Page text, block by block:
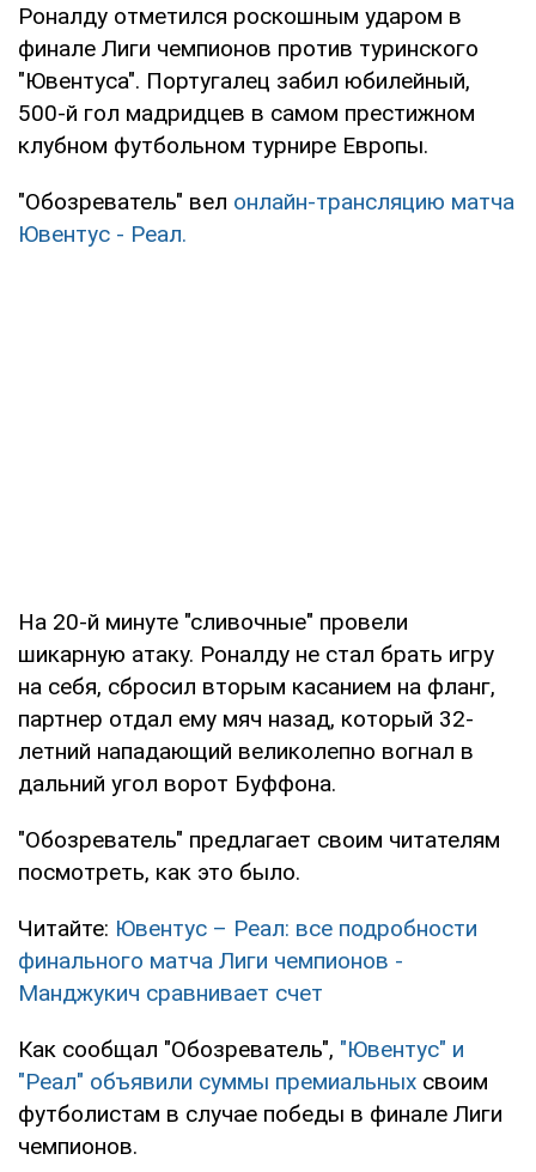
Роналду отметился роскошным ударом в
финале Лиги чемпионов против туринского
"Ювентуса". Португалец забил юбилейный,
500-й гол мадридцев в самом престижном
клубном футбольном турнире Европы.
"Обозреватель" вел онлайн-трансляцию матча
Ювентус - Реал.
На 20-й минуте "сливочные" провели
шикарную атаку. Роналду не стал брать игру
на себя, сбросил вторым касанием на фланг,
партнер отдал ему мяч назад, который 32-
летний нападающий великолепно вогнал в
дальний угол ворот Буффона.
"Обозреватель" предлагает своим читателям
посмотреть, как это было.
Читайте: Ювентус – Реал: все подробности
финального матча Лиги чемпионов -
Манджукич сравнивает счет
Как сообщал "Обозреватель", "Ювентус" и
"Реал" объявили суммы премиальных своим
футболистам в случае победы в финале Лиги
чемпионов.